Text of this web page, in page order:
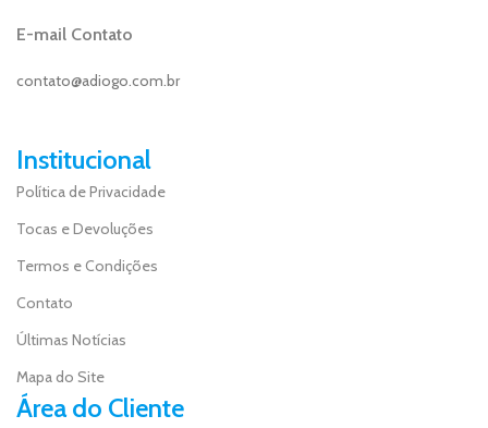
E-mail Contato
contato@adiogo.com.br
Institucional
Política de Privacidade
Tocas e Devoluções
Termos e Condições
Contato
Últimas Notícias
Mapa do Site
Área do Cliente